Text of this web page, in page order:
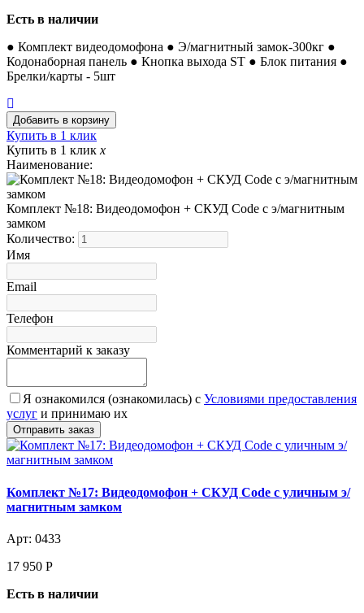
Есть в наличии
● Комплект видеодомофона ● Э/магнитный замок-300кг ●
Кодонаборная панель ● Кнопка выхода ST ● Блок питания ●
Брелки/карты - 5шт
Купить в 1 клик
Купить в 1 клик x
Наименование:
Комплект №18: Видеодомофон + СКУД Code с э/магнитным
замком
Количество:
Имя
Email
Телефон
Комментарий к заказу
Я ознакомился (ознакомилась) с Условиями предоставления
услуг и принимаю их
Комплект №17: Видеодомофон + СКУД Code с уличным э/
магнитным замком
Арт: 0433
17 950 Р
Есть в наличии